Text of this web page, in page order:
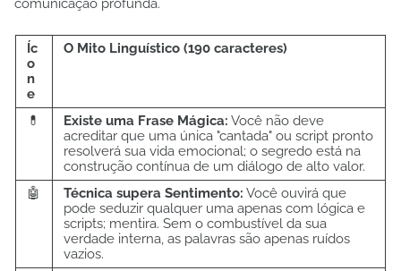
Íc
o
n
e
O Mito Linguístico (190 caracteres)
💊 Existe uma Frase Mágica: Você não deve
acreditar que uma única "cantada" ou script pronto
resolverá sua vida emocional; o segredo está na
construção contínua de um diálogo de alto valor.
🤖
Técnica supera Sentimento: Você ouvirá que
pode seduzir qualquer uma apenas com lógica e
scripts; mentira. Sem o combustível da sua
verdade interna, as palavras são apenas ruídos
vazios.